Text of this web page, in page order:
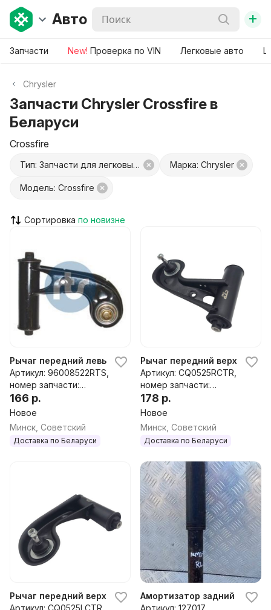
Авто +
Запчасти New! Проверка по VIN Легковые авто
Chrysler
Запчасти Chrysler Crossfire в
Беларуси
Crossfire
Тип: Запчасти для легковых авто Марка: Chrysler
Модель: Crossfire
Сортировка
Рычаг передний левый к Chrysler Crossfire
Артикул: 96008522RTS,
номер запчасти:
96008522rts,5101056aa,20
23301907,2023303007,202
3300407,2083301307,2103
302207,2103302507,21033
166 р.
Новое
Минск, Советский
Доставка по Беларуси
Рычаг передний верхний
Артикул: CQ0525RCTR,
номер запчасти:
CQ0525R CTR
178 р.
Новое
Минск, Советский
Доставка по Беларуси
Рычаг передний верхний левый к Chrysler Crossfire
Артикул: CQ0525LCTR,
Амортизатор задний
Артикул: 127017